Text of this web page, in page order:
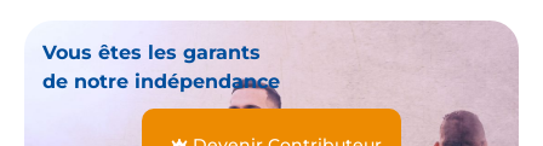
Vous êtes les garants
de notre indépendance